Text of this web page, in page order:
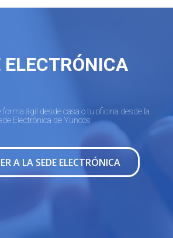
ELECTRÓNICA
forma ágil desde casa o tu oficina desde la
Electrónica de Yuncos
A LA SEDE ELECTRÓNICA